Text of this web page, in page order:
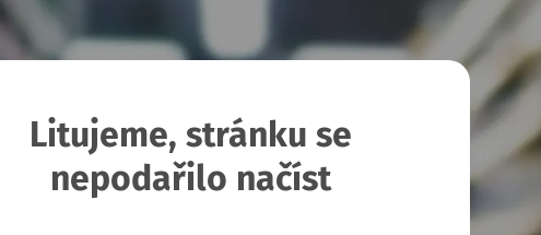
Litujeme, stránku se
nepodařilo načíst